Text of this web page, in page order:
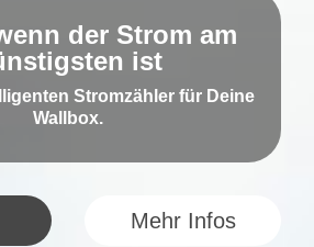
der Strom am
ist
Stromzähler für Deine
Wallbox.
Mehr Infos